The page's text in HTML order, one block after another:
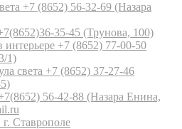
+7 (8652) 56-32-69 (Назара
35-45 (Трунова, 100)
+7 (8652) 77-00-50
1)
света +7 (8652) 37-27-46
56-42-88 (Назара Енина,
Ставрополе